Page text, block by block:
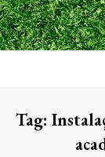
Blog
Tag: